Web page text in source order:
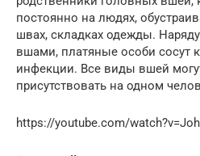
постоянно на людях,
швах, складках одежды.
вшами, платяные особи сосут
инфекции. Все виды вшей
присутствовать на одном
https://youtube.com/